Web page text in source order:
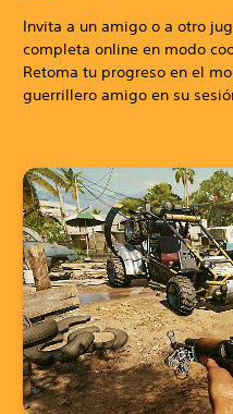
Invita a un amigo o a otro
completa online en modo
Retoma tu progreso en el
guerrillero amigo en su